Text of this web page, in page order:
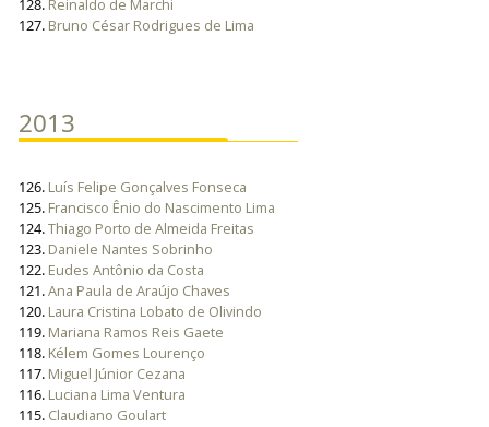
128. Reinaldo de Marchi
127. Bruno César Rodrigues de Lima
2013
126. Luís Felipe Gonçalves Fonseca
125. Francisco Ênio do Nascimento Lima
124.Thiago Porto de Almeida Freitas
123. Daniele Nantes Sobrinho
122. Eudes Antônio da Costa
121.Ana Paula de Araújo Chaves
120. Laura Cristina Lobato de Olivindo
119. Mariana Ramos Reis Gaete
118. Kélem Gomes Lourenço
117. Miguel Júnior Cezana
116. Luciana Lima Ventura
115. Claudiano Goulart